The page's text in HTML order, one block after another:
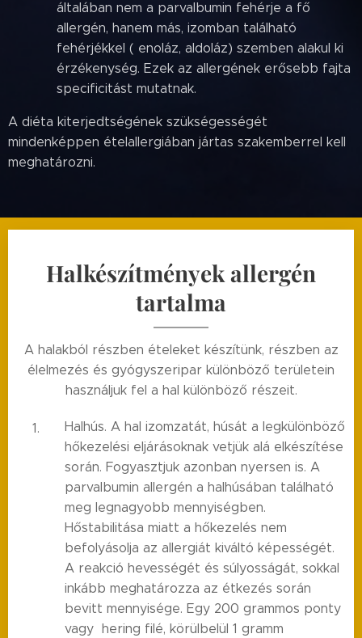
általában nem a parvalbumin fehérje a fő
allergén, hanem más, izomban található
fehérjékkel ( enoláz, aldoláz) szemben alakul ki
érzékenység. Ezek az allergének erősebb fajta
specificitást mutatnak.
A diéta kiterjedtségének szükségességét
mindenképpen ételallergiában jártas szakemberrel kell
meghatározni.
Halkészítmények allergén
tartalma
A halakból részben ételeket készítünk, részben az
élelmezés és gyógyszeripar különböző területein
használjuk fel a hal különböző részeit.
Halhús. A hal izomzatát, húsát a legkülönböző
hőkezelési eljárásoknak vetjük alá elkészítése
során. Fogyasztjuk azonban nyersen is. A
parvalbumin allergén a halhúsában található
meg legnagyobb mennyiségben.
Hőstabilitása miatt a hőkezelés nem
befolyásolja az allergiát kiváltó képességét.
A reakció hevességét és súlyosságát, sokkal
inkább meghatározza az étkezés során
bevitt mennyisége. Egy 200 grammos ponty
vagy hering filé, körülbelül 1 gramm